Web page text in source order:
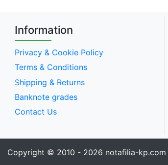
Information
Privacy & Cookie Policy
Terms & Conditions
Shipping & Returns
Banknote grades
Contact Us
Copyright © 2010 - 2026 notafilia-kp.com